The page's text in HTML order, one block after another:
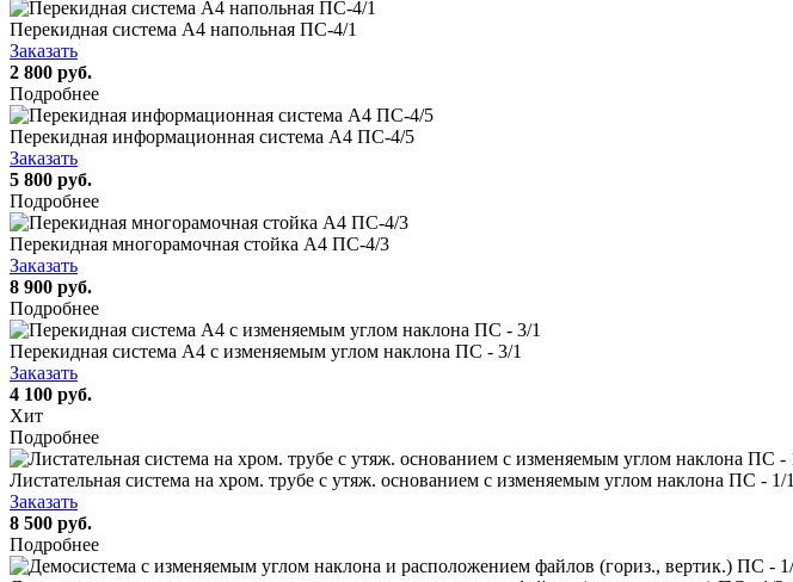
Перекидная система А4 напольная ПС-4/1
Заказать
2 800 руб.
Подробнее
Перекидная информационная система А4 ПС-4/5
Заказать
5 800 руб.
Подробнее
Перекидная многорамочная стойка А4 ПС-4/3
Заказать
8 900 руб.
Подробнее
Перекидная система А4 c изменяемым углом наклона ПС - 3/1
Заказать
4 100 руб.
Хит
Подробнее
Листательная система на хром. трубе с утяж. основанием с изменяемым углом наклона ПС - 1/1
Заказать
8 500 руб.
Подробнее